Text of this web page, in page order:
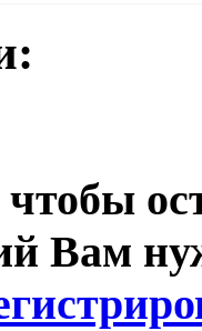
Вам